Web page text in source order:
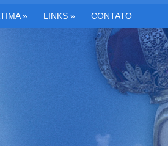
» LINKS » CONTATO